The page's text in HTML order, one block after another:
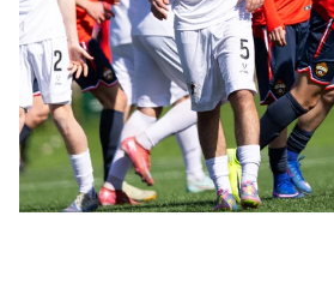
ЮФЛ U17 | ПФК ЦСКА - Акрон -
26 АПРЕЛЯ 2026 18:11